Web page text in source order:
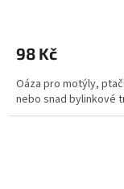
98 Kč
Oáza pro motýly,
nebo snad bylinkové